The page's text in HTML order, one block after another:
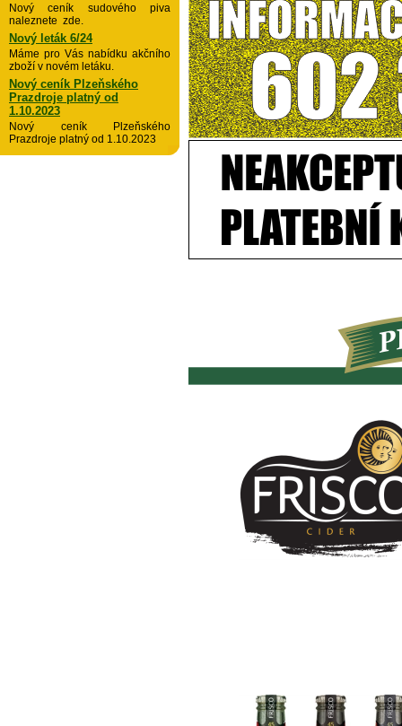
Nový ceník sudového piva
naleznete zde.
Nový leták 6/24
Máme pro Vás nabídku akčního
zboží v novém letáku.
Nový ceník Plzeňského
Prazdroje platný od
1.10.2023
Nový ceník Plzeňského
Prazdroje platný od 1.10.2023